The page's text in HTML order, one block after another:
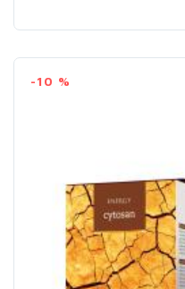
-10 %